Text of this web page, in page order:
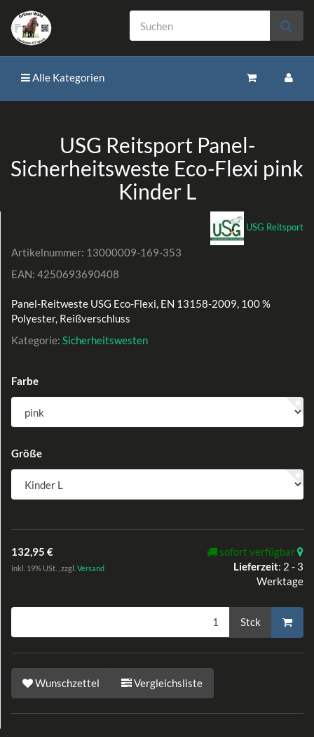
Alle Kategorien
USG Reitsport Panel-
Sicherheitsweste Eco-Flexi pink
Kinder L
USG Reitsport
Artikelnummer: 13000009-169-353
EAN: 4250693690408
Panel-Reitweste USG Eco-Flexi, EN 13158-2009, 100 %
Polyester, Reißverschluss
Kategorie: Sicherheitswesten
Farbe
Größe
132,95 €
inkl. 19% USt. , zzgl. Versand
sofort verfügbar
Lieferzeit: 2 - 3
Werktage
Stck
Wunschzettel Vergleichsliste